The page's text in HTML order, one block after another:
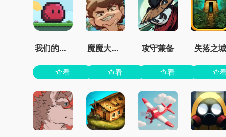
我们的世界
查看
魔魔大冒险官方正版
查看
攻守兼备
查看
失落之城
查